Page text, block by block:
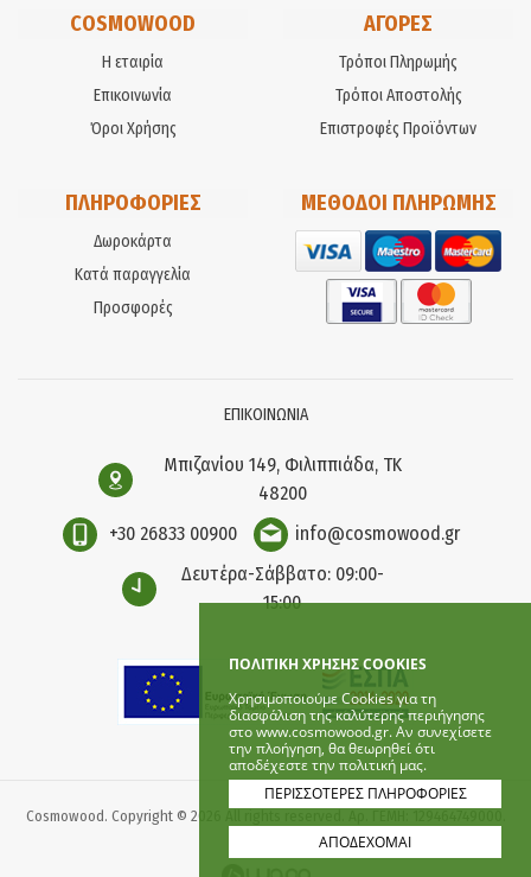
ΠΟΛΙΤΙΚΗ ΧΡΗΣΗΣ COOKIES
Χρησιμοποιούμε Cookies για τη
διασφάλιση της καλύτερης περιήγησης
στο www.cosmowood.gr. Αν συνεχίσετε
την πλοήγηση, θα θεωρηθεί ότι
αποδέχεστε την πολιτική μας.
ΠΕΡΙΣΣΟΤΕΡΕΣ ΠΛΗΡΟΦΟΡΙΕΣ
ΑΠΟΔΕΧΟΜΑΙ
COSMOWOOD
Η εταιρία
Επικοινωνία
Όροι Χρήσης
ΑΓΟΡΕΣ
Τρόποι Πληρωμής
Τρόποι Αποστολής
Επιστροφές Προϊόντων
ΠΛΗΡΟΦΟΡΙΕΣ
Δωροκάρτα
Κατά παραγγελία
Προσφορές
ΜΕΘΟΔΟΙ ΠΛΗΡΩΜΗΣ
ΕΠΙΚΟΙΝΩΝΙΑ
Μπιζανίου 149, Φιλιππιάδα, ΤΚ
48200
+30 26833 00900
info@cosmowood.gr
Δευτέρα-Σάββατο: 09:00-
15:00
Cosmowood. Copyright © 2026 All rights reserved. Αρ. ΓΕΜΗ: 129464749000.